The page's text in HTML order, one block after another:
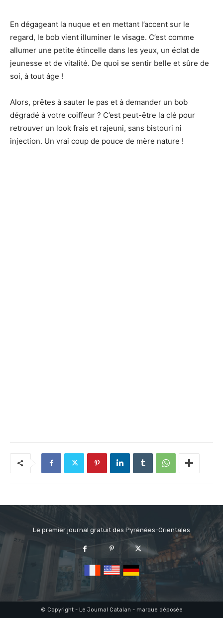
En dégageant la nuque et en mettant l’accent sur le
regard, le bob vient illuminer le visage. C’est comme
allumer une petite étincelle dans les yeux, un éclat de
jeunesse et de vitalité. De quoi se sentir belle et sûre de
soi, à tout âge !
Alors, prêtes à sauter le pas et à demander un bob
dégradé à votre coiffeur ? C’est peut-être la clé pour
retrouver un look frais et rajeuni, sans bistouri ni
injection. Un vrai coup de pouce de mère nature !
Le premier journal gratuit des Pyrénées-Orientales
© Copyright - Le Journal Catalan - marque déposée